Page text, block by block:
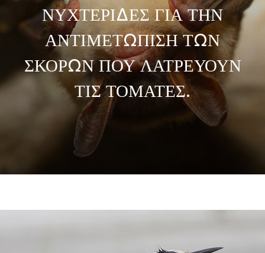
ΝΥΧΤΕΡΙΔΕΣ ΓΙΑ ΤΗΝ
ΑΝΤΙΜΕΤΩΠΙΣΗ ΤΩΝ
ΣΚΟΡΩΝ ΠΟΥ ΛΑΤΡΕΥΟΥΝ
ΤΙΣ ΤΟΜΑΤΕΣ.